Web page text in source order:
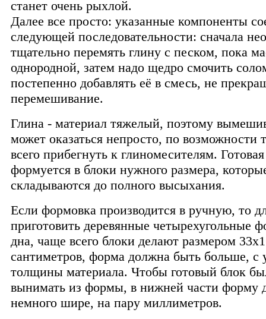
станет очень рыхлой.
Далее все просто: указанные компоненты
следующей последовательности: сначала
тщательно перемять глину с песком, пока
однородной, затем надо щедро смочить
постепенно добавлять её в смесь, не
перемешивание.
Глина - материал тяжелый, поэтому
может оказаться непросто, по возможности
всего прибегнуть к глиномесителям.
формуется в блоки нужного размера,
складываются до полного высыхания.
Если формовка производится в ручную, то
приготовить деревянные четырехугольные
дна, чаще всего блоки делают размером
сантиметров, форма должна быть больше, с
толщины материала. Чтобы готовый блок
вынимать из формы, в нижней части форму
немного шире, на пару миллиметров.